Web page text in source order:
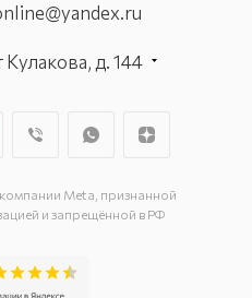
Кулакова, д. 144
Маркса, д. 68
Meta, признанной
и запрещённой в РФ